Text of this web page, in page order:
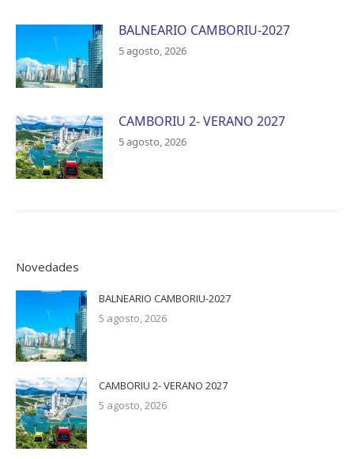
BALNEARIO CAMBORIU-2027
5 agosto, 2026
CAMBORIU 2- VERANO 2027
5 agosto, 2026
Novedades
BALNEARIO CAMBORIU-2027
5 agosto, 2026
CAMBORIU 2- VERANO 2027
5 agosto, 2026